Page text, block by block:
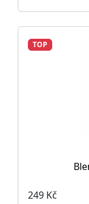
TOP
249 Kč